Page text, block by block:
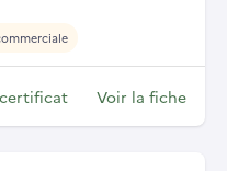
Voir la fiche